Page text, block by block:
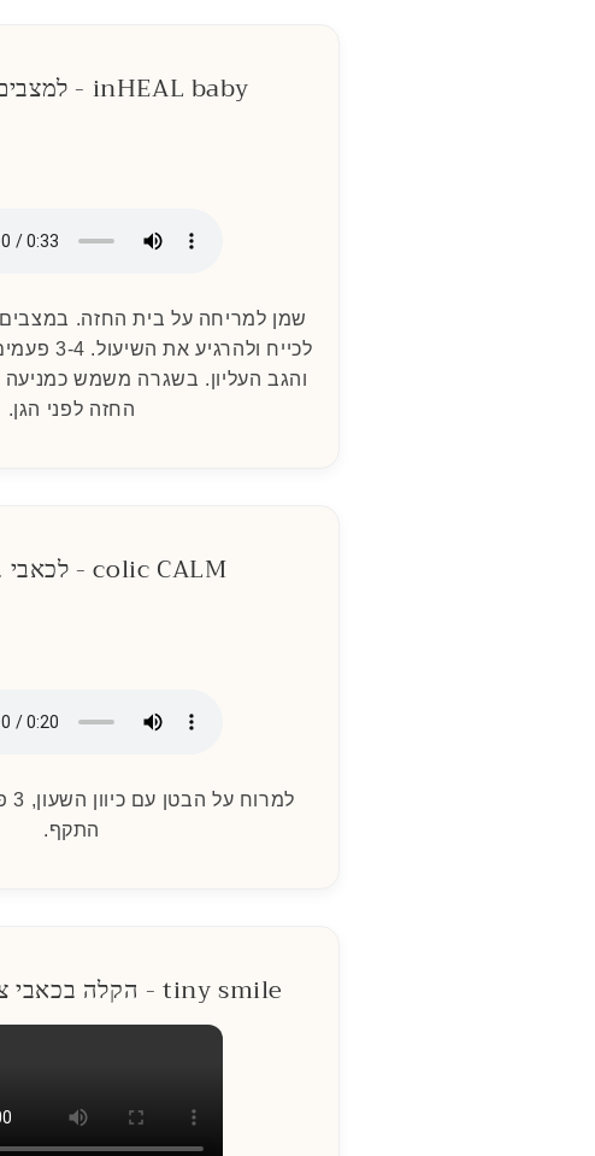
inHEAL baby - למצבים של שיעול
שמן למריחה על בית החזה. במצבים
לכייח
והגב העליון. בשגרה משמש
החזה לפני הגן.
colic CALM - לכאבי בטן וגזים
התקף.
tiny smile - הקלה בכאבי צמיחת השיניים